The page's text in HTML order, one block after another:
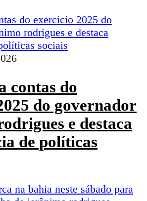
contas do
do governador
e destaca
de políticas